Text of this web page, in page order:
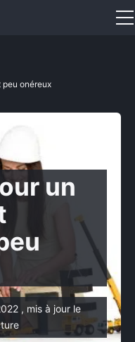
un
, mis à jour le
onéreux